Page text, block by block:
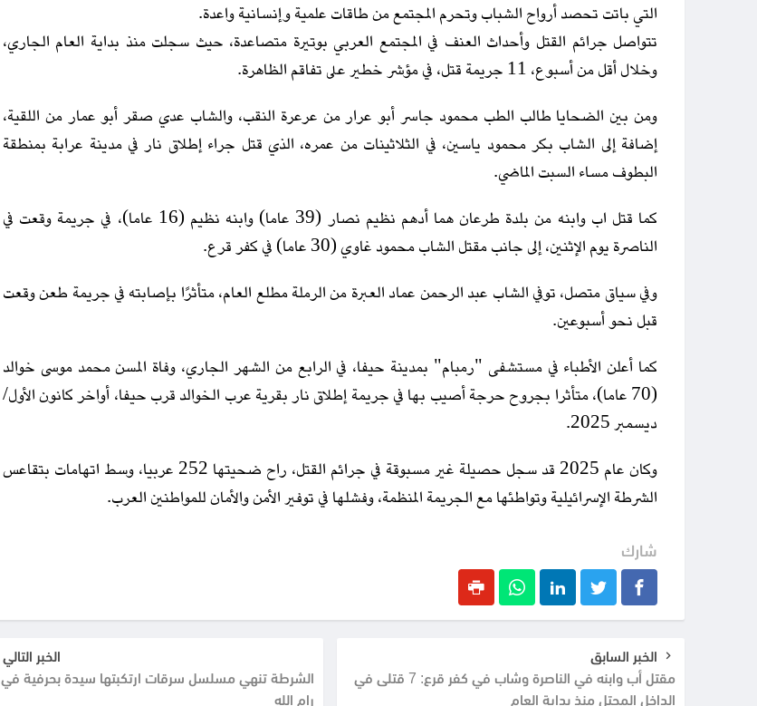
التي باتت تحصد أرواح الشباب وتحرم المجتمع من طاقات علمية وإنسانية واعدة.
تتواصل جرائم القتل وأحداث العنف في المجتمع العربي بوتيرة متصاعدة، حيث سجلت منذ بداية العام الجاري،
وخلال أقل من أسبوع، 11 جريمة قتل، في مؤشر خطير على تفاقم الظاهرة.
ومن بين الضحايا طالب الطب محمود جاسر أبو عرار من عرعرة النقب، والشاب عدي صقر أبو عمار من اللقية،
إضافة إلى الشاب بكر محمود ياسين، في الثلاثينات من عمره، الذي قتل جراء إطلاق نار في مدينة عرابة بمنطقة
البطوف مساء السبت الماضي.
كما قتل اب وابنه من بلدة طرعان هما أدهم نظيم نصار (39 عاما) وابنه نظيم (16 عاما)، في جريمة وقعت في
الناصرة يوم الإثنين، إلى جانب مقتل الشاب محمود غاوي (30 عاما) في كفر قرع.
وفي سياق متصل، توفي الشاب عبد الرحمن عماد العبرة من الرملة مطلع العام، متأثرًا بإصابته في جريمة طعن وقعت
قبل نحو أسبوعين.
كما أعلن الأطباء في مستشفى "رمبام" بمدينة حيفا، في الرابع من الشهر الجاري، وفاة المسن محمد موسى خوالد
(70 عاما)، متأثرا بجروح حرجة أصيب بها في جريمة إطلاق نار بقرية عرب الخوالد قرب حيفا، أواخر كانون الأول/
ديسمبر 2025.
وكان عام 2025 قد سجل حصيلة غير مسبوقة في جرائم القتل، راح ضحيتها 252 عربيا، وسط اتهامات بتقاعس
الشرطة الإسرائيلية وتواطئها مع الجريمة المنظمة، وفشلها في توفير الأمن والأمان للمواطنين العرب.
شارك
الخبر السابق
مقتل أب وابنه في الناصرة وشاب في كفر قرع: 7 قتلى في
الداخل المحتل منذ بداية العام
الخبر التالي
الشرطة تنهي مسلسل سرقات ارتكبتها سيدة بحرفية في
رام الله